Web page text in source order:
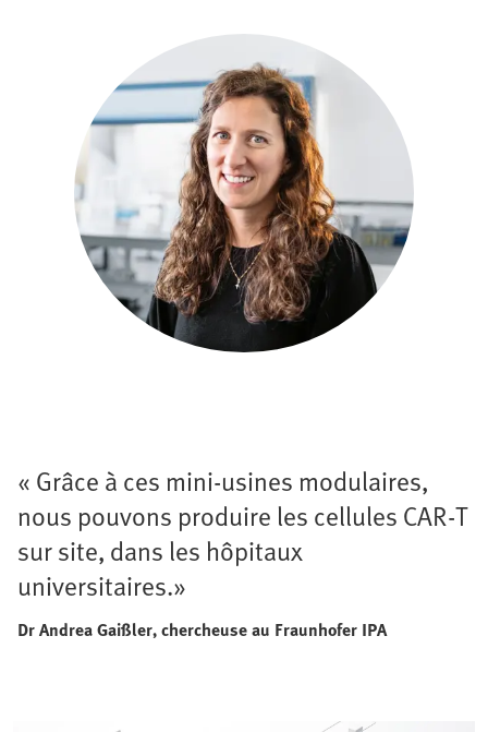
« Grâce à ces mini-usines modulaires,
nous pouvons produire les cellules CAR-T
sur site, dans les hôpitaux
universitaires.»
Dr Andrea Gaißler, chercheuse au Fraunhofer IPA